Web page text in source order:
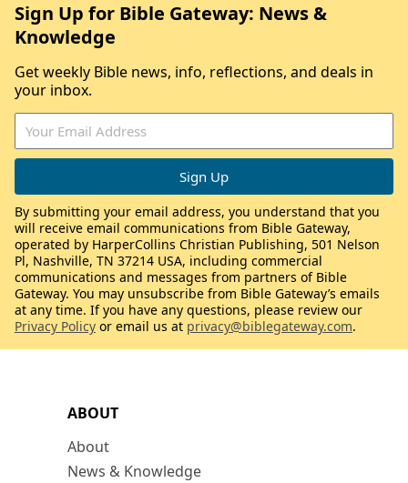
ABOUT
About
News & Knowledge
Sign Up for Bible Gateway: News &
Knowledge
Get weekly Bible news, info, reflections, and deals in
your inbox.
By submitting your email address, you understand that you
will receive email communications from Bible Gateway,
operated by HarperCollins Christian Publishing, 501 Nelson
Pl, Nashville, TN 37214 USA, including commercial
communications and messages from partners of Bible
Gateway. You may unsubscribe from Bible Gateway’s emails
at any time. If you have any questions, please review our
Privacy Policy or email us at privacy@biblegateway.com.